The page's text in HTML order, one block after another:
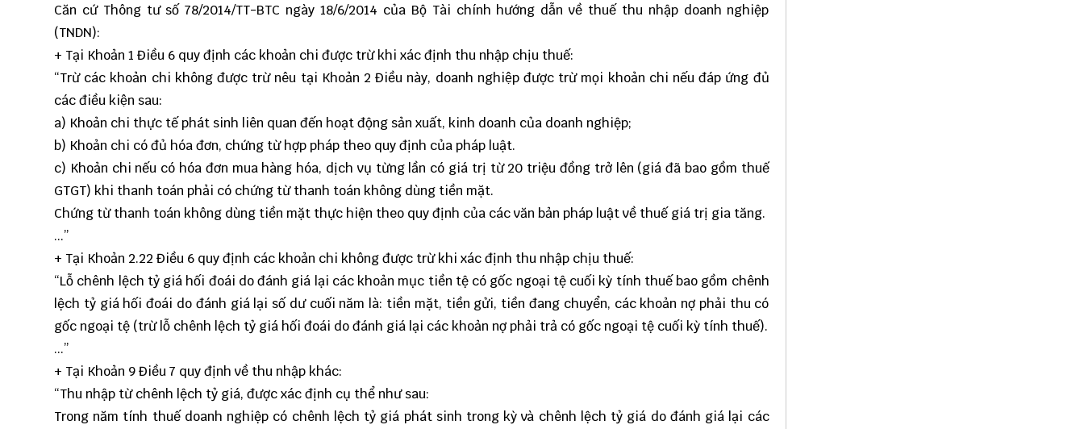
Căn cứ Thông tư số 78/2014/TT-BTC ngày 18/6/2014 của Bộ Tài chính hướng dẫn về thuế thu nhập doanh nghiệp
(TNDN):
+ Tại Khoản 1 Điều 6 quy định các khoản chi được trừ khi xác định thu nhập chịu thuế:
“Trừ các khoản chi không được trừ nêu tại Khoản 2 Điều này, doanh nghiệp được trừ mọi khoản chi nếu đáp ứng đủ
các điều kiện sau:
a) Khoản chi thực tế phát sinh liên quan đến hoạt động sản xuất, kinh doanh của doanh nghiệp;
b) Khoản chi có đủ hóa đơn, chứng từ hợp pháp theo quy định của pháp luật.
c) Khoản chi nếu có hóa đơn mua hàng hóa, dịch vụ từng lần có giá trị từ 20 triệu đồng trở lên (giá đã bao gồm thuế
GTGT) khi thanh toán phải có chứng từ thanh toán không dùng tiền mặt.
Chứng từ thanh toán không dùng tiền mặt thực hiện theo quy định của các văn bản pháp luật về thuế giá trị gia tăng.
...”
+ Tại Khoản 2.22 Điều 6 quy định các khoản chi không được trừ khi xác định thu nhập chịu thuế:
“Lỗ chênh lệch tỷ giá hối đoái do đánh giá lại các khoản mục tiền tệ có gốc ngoại tệ cuối kỳ tính thuế bao gồm chênh
lệch tỷ giá hối đoái do đánh giá lại số dư cuối năm là: tiền mặt, tiền gửi, tiền đang chuyển, các khoản nợ phải thu có
gốc ngoại tệ (trừ lỗ chênh lệch tỷ giá hối đoái do đánh giá lại các khoản nợ phải trả có gốc ngoại tệ cuối kỳ tính thuế).
...”
+ Tại Khoản 9 Điều 7 quy định về thu nhập khác:
“Thu nhập từ chênh lệch tỷ giá, được xác định cụ thể như sau:
Trong năm tính thuế doanh nghiệp có chênh lệch tỷ giá phát sinh trong kỳ và chênh lệch tỷ giá do đánh giá lại các